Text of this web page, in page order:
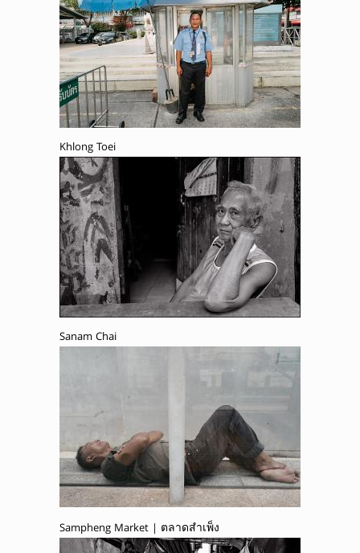
Khlong Toei
Sanam Chai
Sampheng Market | ตลาดสำเพ็ง